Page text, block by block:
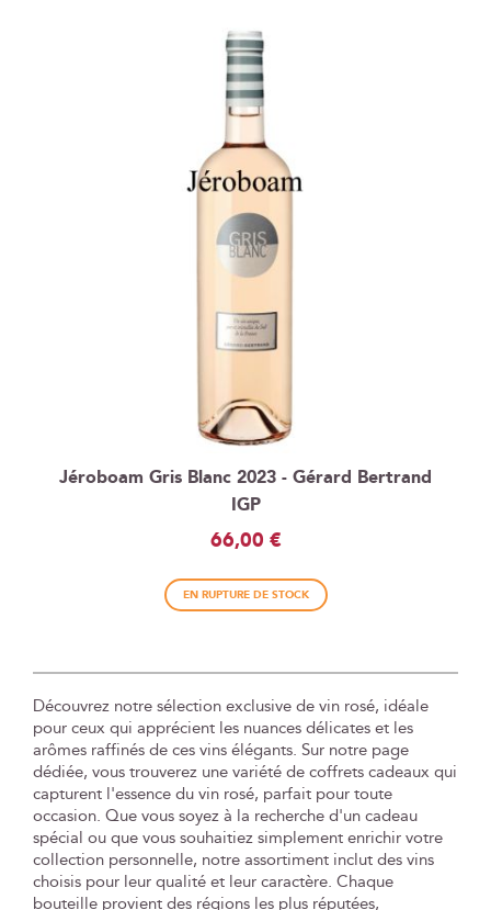
Jéroboam Gris Blanc 2023 - Gérard Bertrand
IGP
66,00 €
EN RUPTURE DE STOCK
Découvrez notre sélection exclusive de vin rosé, idéale
pour ceux qui apprécient les nuances délicates et les
arômes raffinés de ces vins élégants. Sur notre page
dédiée, vous trouverez une variété de coffrets cadeaux qui
capturent l'essence du vin rosé, parfait pour toute
occasion. Que vous soyez à la recherche d'un cadeau
spécial ou que vous souhaitiez simplement enrichir votre
collection personnelle, notre assortiment inclut des vins
choisis pour leur qualité et leur caractère. Chaque
bouteille provient des régions les plus réputées,